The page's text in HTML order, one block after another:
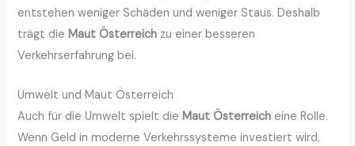
entstehen weniger Schäden und weniger Staus. Deshalb
trägt die Maut Österreich zu einer besseren
Verkehrserfahrung bei.
Umwelt und Maut Österreich
Auch für die Umwelt spielt dieMaut Österreich eine Rolle.
Wenn Geld in moderne Verkehrssysteme investiert wird,